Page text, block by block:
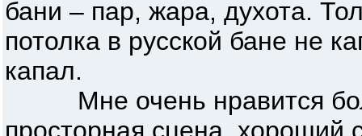
бани – пар, жара, духота.
потолка в русской бане не
капал.
Мне очень нравится